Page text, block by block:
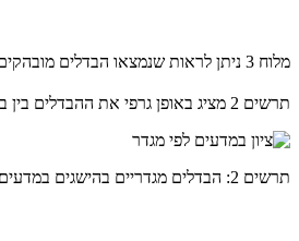
מלוח 3 ניתן לראות שנמצאו הבדלים מובהקים בין בנים לבנות בהישגים במדעים, כך שהציונים של הבנים גבוהים יותר מהציונים של הבנות (T
תרשים 2 מציג באופן גרפי את ההבדלים בין בנים לבנות בציונים:
תרשים 2: הבדלים מגדריים בהישגים במדעים